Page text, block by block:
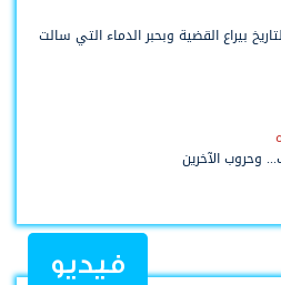
بيراع القضية وبحبر الدماء التي سالت
وحروب الآخرين
فيديو